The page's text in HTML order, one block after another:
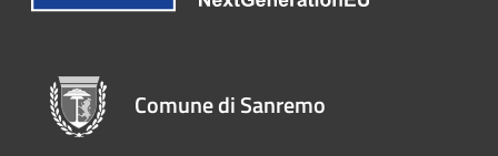
Comune di Sanremo